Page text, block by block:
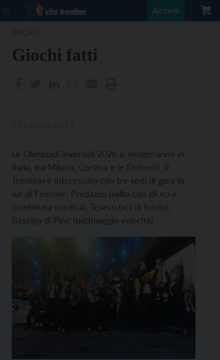
Accedi
Giochi fatti
Le Olimpiadi invernali 2026 si svolgeranno in
Italia, tra Milano, Cortina e le Dolomiti. Il
Trentino è interessato con tre sedi di gara in
val di Fiemme: Predazzo (salto con gli sci e
combinata nordica), Tesero (sci di fondo),
Baselga di Pinè (pattinaggio velocità)